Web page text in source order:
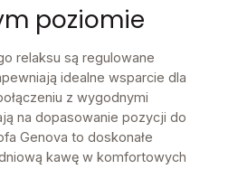
poziomie
relaksu są regulowane
idealne wsparcie dla
z wygodnymi
na dopasowanie pozycji do
Genova to doskonałe
kawę w komfortowych